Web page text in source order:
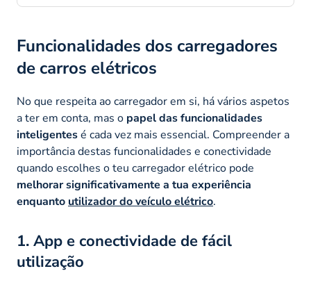
Funcionalidades dos carregadores
de carros elétricos
No que respeita ao carregador em si, há vários aspetos
a ter em conta, mas o papel das funcionalidades
inteligentesé cada vez mais essencial. Compreender a
importância destas funcionalidades e conectividade
quando escolhes o teu carregador elétrico pode
melhorar significativamente a tua experiência
enquanto utilizador do veículo elétrico.
1. App e conectividade de fácil
utilização